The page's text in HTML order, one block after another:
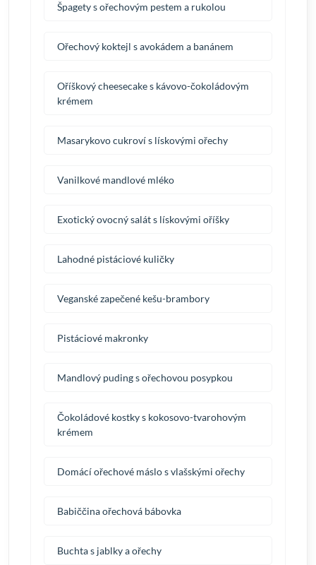
Špagety s ořechovým pestem a rukolou
Ořechový koktejl s avokádem a banánem
Oříškový cheesecake s kávovo-čokoládovým
krémem
Masarykovo cukroví s lískovými ořechy
Vanilkové mandlové mléko
Exotický ovocný salát s lískovými oříšky
Lahodné pistáciové kuličky
Veganské zapečené kešu-brambory
Pistáciové makronky
Mandlový puding s ořechovou posypkou
Čokoládové kostky s kokosovo-tvarohovým
krémem
Domácí ořechové máslo s vlašskými ořechy
Babiččina ořechová bábovka
Buchta s jablky a ořechy